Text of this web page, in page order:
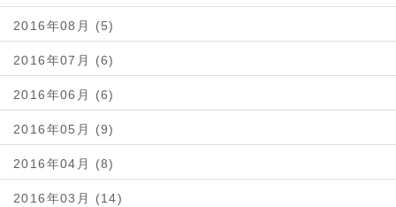
2016年08月 (5)
2016年07月 (6)
2016年06月 (6)
2016年05月 (9)
2016年04月 (8)
2016年03月 (14)